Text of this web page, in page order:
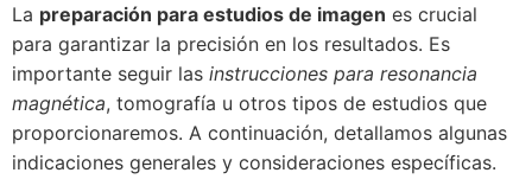
La preparación para estudios de imagen es crucial
para garantizar la precisión en los resultados. Es
importante seguir las instrucciones para resonancia
magnética, tomografía u otros tipos de estudios que
proporcionaremos. A continuación, detallamos algunas
indicaciones generales y consideraciones específicas.